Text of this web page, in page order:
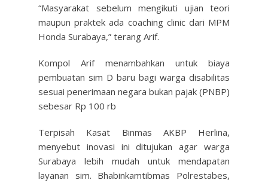
“Masyarakat sebelum mengikuti ujian teori
maupun praktek ada coaching clinic dari MPM
Honda Surabaya,” terang Arif.
Kompol Arif menambahkan untuk biaya
pembuatan sim D baru bagi warga disabilitas
sesuai penerimaan negara bukan pajak (PNBP)
sebesar Rp 100 rb
Terpisah Kasat Binmas AKBP Herlina,
menyebut inovasi ini ditujukan agar warga
Surabaya lebih mudah untuk mendapatan
layanan sim. Bhabinkamtibmas Polrestabes,